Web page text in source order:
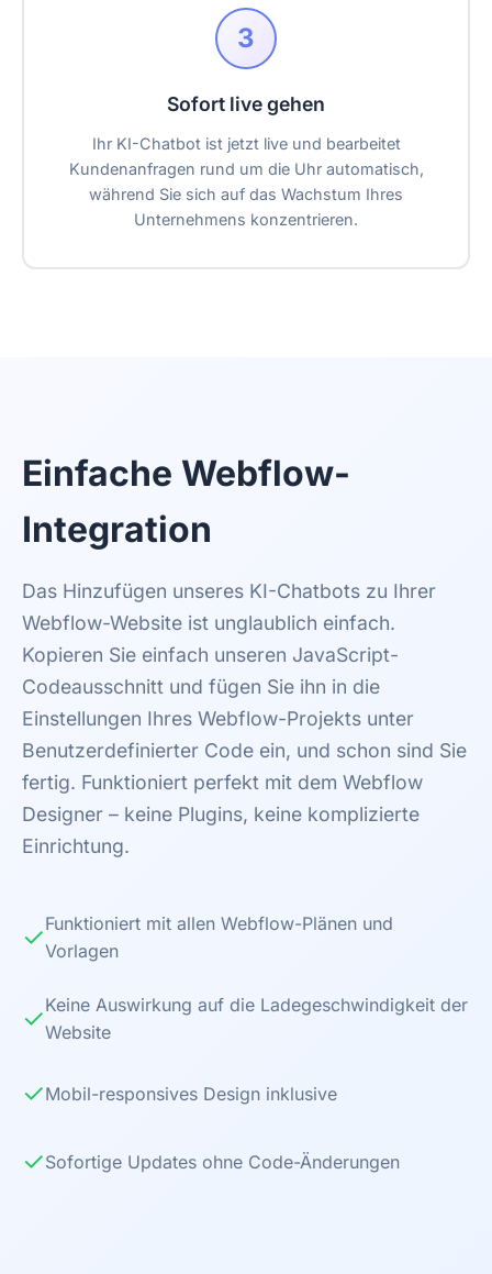
3
Sofort live gehen
Ihr KI-Chatbot ist jetzt live und bearbeitet
Kundenanfragen rund um die Uhr automatisch,
während Sie sich auf das Wachstum Ihres
Unternehmens konzentrieren.
Einfache Webflow-
Integration
Das Hinzufügen unseres KI-Chatbots zu Ihrer
Webflow-Website ist unglaublich einfach.
Kopieren Sie einfach unseren JavaScript-
Codeausschnitt und fügen Sie ihn in die
Einstellungen Ihres Webflow-Projekts unter
Benutzerdefinierter Code ein, und schon sind Sie
fertig. Funktioniert perfekt mit dem Webflow
Designer – keine Plugins, keine komplizierte
Einrichtung.
✓Funktioniert mit allen Webflow-Plänen und
Vorlagen
✓Keine Auswirkung auf die Ladegeschwindigkeit der
Website
✓Mobil-responsives Design inklusive
✓Sofortige Updates ohne Code-Änderungen